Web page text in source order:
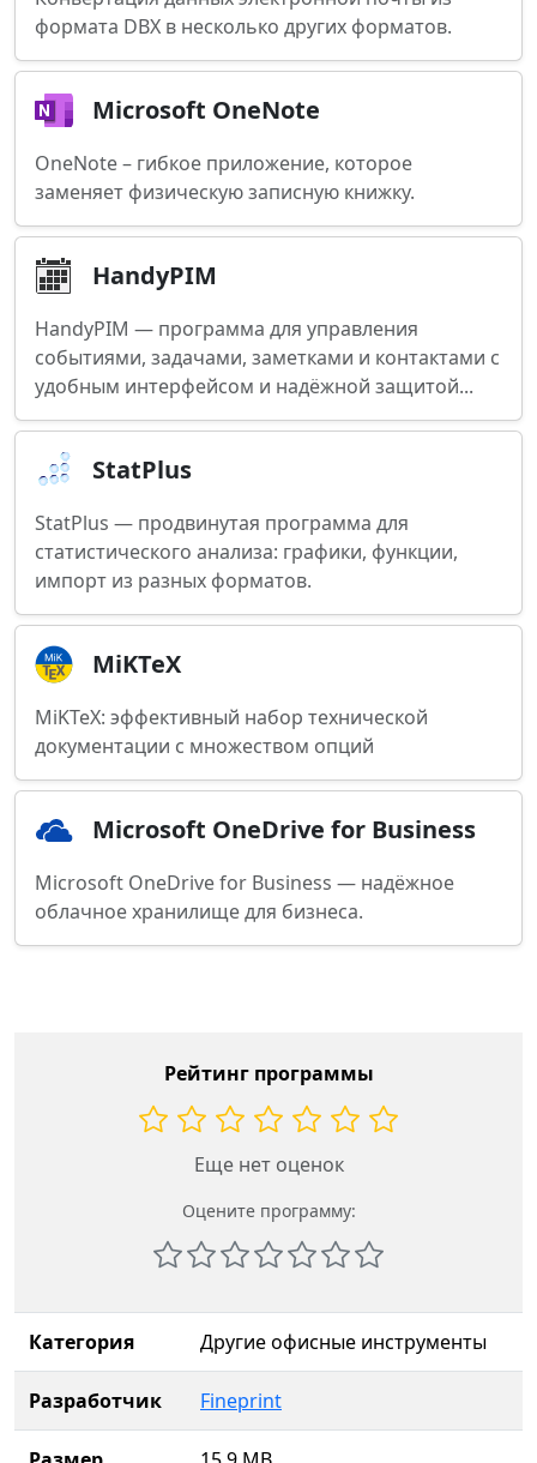
формата DBX в несколько других форматов.
Microsoft OneNote
OneNote – гибкое приложение, которое
заменяет физическую записную книжку.
HandyPIM
HandyPIM — программа для управления
событиями, задачами, заметками и контактами с
удобным интерфейсом и надёжной защитой...
StatPlus
StatPlus — продвинутая программа для
статистического анализа: графики, функции,
импорт из разных форматов.
MiKTeX
MiKTeX: эффективный набор технической
документации с множеством опций
Microsoft OneDrive for Business
Microsoft OneDrive for Business — надёжное
облачное хранилище для бизнеса.
Рейтинг программы
Еще нет оценок
Оцените программу:
Категория Другие офисные инструменты
Разработчик Fineprint